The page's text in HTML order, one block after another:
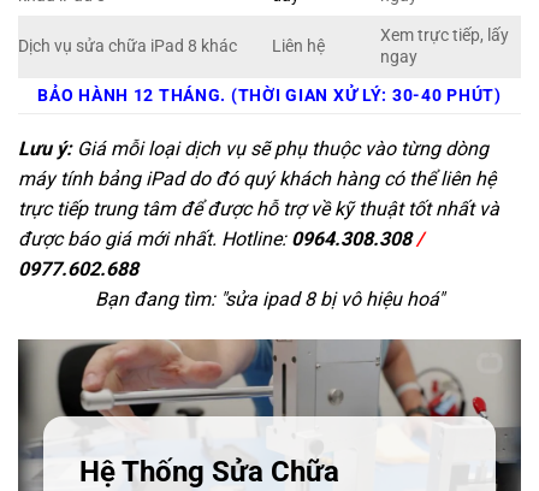
Dịch vụ sửa chữa iPad 8 khác Liên hệ
Xem trực tiếp, lấy
ngay
BẢO HÀNH 12 THÁNG. (THỜI GIAN XỬ LÝ: 30-40 PHÚT)
Lưu ý:Giá mỗi loại dịch vụ sẽ phụ thuộc vào từng dòng
máy tính bảng iPad do đó quý khách hàng có thể liên hệ
trực tiếp trung tâm để được hỗ trợ về kỹ thuật tốt nhất và
được báo giá mới nhất. Hotline: 0964.308.308/
0977.602.688
Bạn đang tìm: "sửa ipad 8 bị vô hiệu hoá"
Hệ Thống Sửa Chữa